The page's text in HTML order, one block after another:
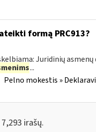
formą PRC913?
Juridinių
...
Pelno mokestis »
irašų.